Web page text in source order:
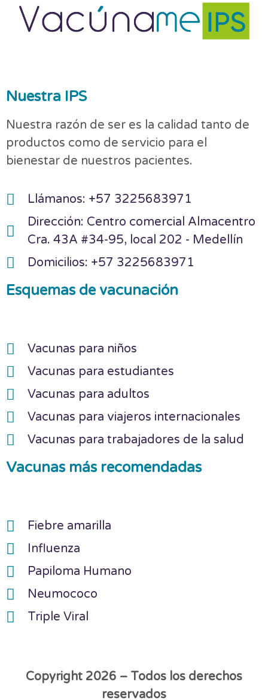
Nuestra IPS
Nuestra razón de ser es la calidad tanto de
productos como de servicio para el
bienestar de nuestros pacientes.
Llámanos: +57 3225683971
Dirección: Centro comercial Almacentro
Cra. 43A #34-95, local 202 - Medellín
Domicilios: +57 3225683971
Esquemas de vacunación
Vacunas para niños
Vacunas para estudiantes
Vacunas para adultos
Vacunas para viajeros internacionales
Vacunas para trabajadores de la salud
Vacunas más recomendadas
Fiebre amarilla
Influenza
Papiloma Humano
Neumococo
Triple Viral
Copyright 2026 – Todos los derechos
reservados